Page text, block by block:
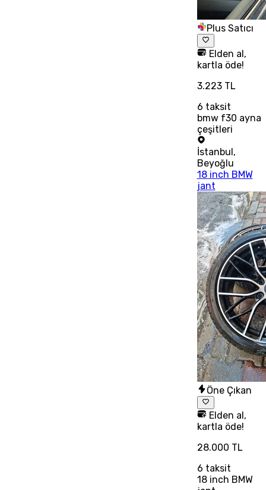
Plus Satıcı
Elden al,
kartla öde!
3.223 TL
6 taksit
bmw f30 ayna
çeşitleri
İstanbul,
Beyoğlu
18 inch BMW
jant
Öne Çıkan
Elden al,
kartla öde!
28.000 TL
6 taksit
18 inch BMW